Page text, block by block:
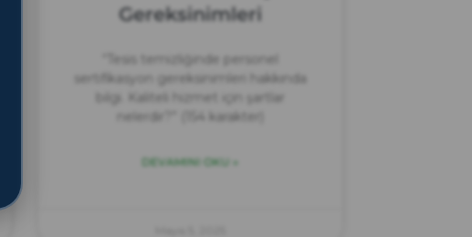
Gereksinimleri
“Tesis temizliğinde personel
sertifikasyon gereksinimleri hakkında
bilgi. Kaliteli hizmet için şartlar
nelerdir?” (154 karakter)
DEVAMINI OKU »